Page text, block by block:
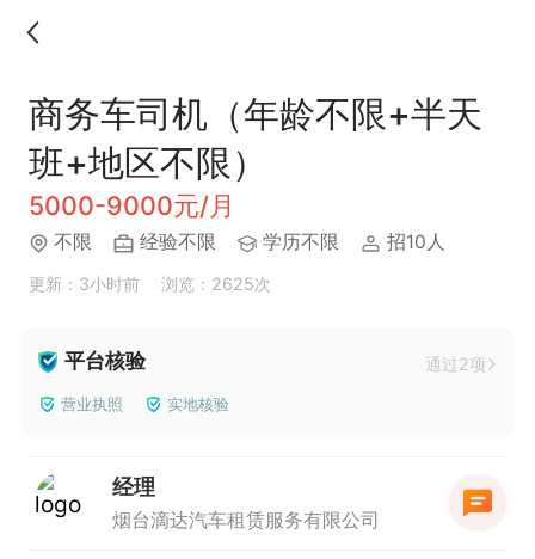
商务车司机（年龄不限+半天
班+地区不限）
5000-9000元/月
不限 经验不限 学历不限 招10人
更新：3小时前 浏览：2625次
平台核验 通过2项
营业执照 实地核验
经理
烟台滴达汽车租赁服务有限公司